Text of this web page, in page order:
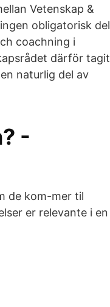
Vetenskap &
obligatorisk del
coachning i
därför tagit
naturlig del av
-
de kom-mer til
er relevante i en